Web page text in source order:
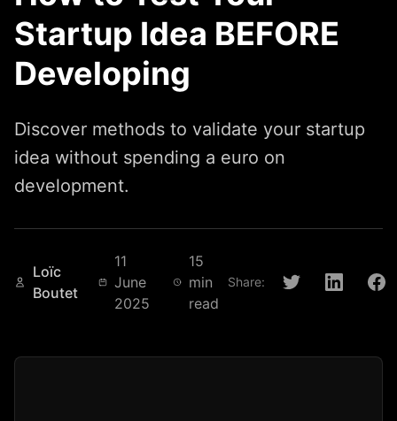
Startup Idea BEFORE
Developing
Discover methods to validate your startup
idea without spending a euro on
development.
Loïc
Boutet
11
June
2025
15
min
read
Share: